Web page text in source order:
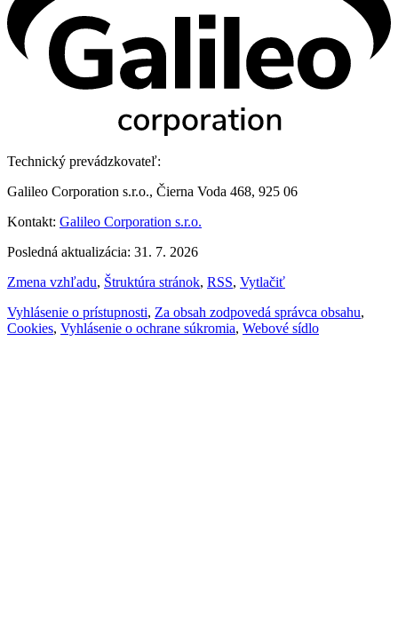
Technický prevádzkovateľ:
Galileo Corporation s.r.o., Čierna Voda 468, 925 06
Kontakt: Galileo Corporation s.r.o.
Posledná aktualizácia: 31. 7. 2026
Zmena vzhľadu, Štruktúra stránok, RSS, Vytlačiť
Vyhlásenie o prístupnosti, Za obsah zodpovedá správca obsahu,
Cookies, Vyhlásenie o ochrane súkromia, Webové sídlo